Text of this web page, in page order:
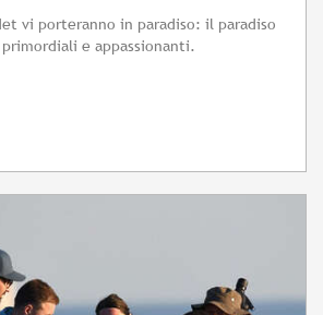
vi porteranno in paradiso: il paradiso
e appassionanti.